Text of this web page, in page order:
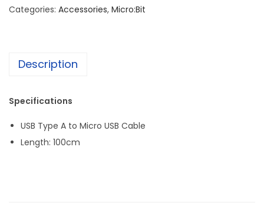
Categories: Accessories, Micro:Bit
Description
Specifications
USB Type A to Micro USB Cable
Length: 100cm